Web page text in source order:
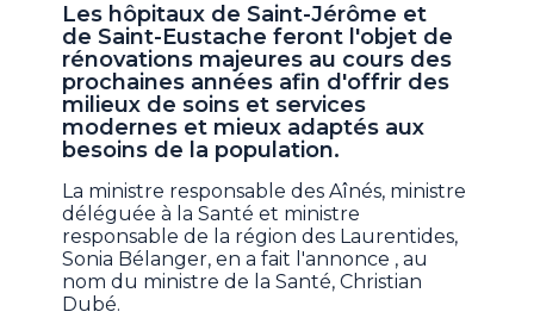
Les hôpitaux de Saint-Jérôme et
de Saint-Eustache feront l'objet de
rénovations majeures au cours des
prochaines années afin d'offrir des
milieux de soins et services
modernes et mieux adaptés aux
besoins de la population.
La ministre responsable des Aînés, ministre
déléguée à la Santé et ministre
responsable de la région des Laurentides,
Sonia Bélanger, en a fait l'annonce , au
nom du ministre de la Santé, Christian
Dubé.